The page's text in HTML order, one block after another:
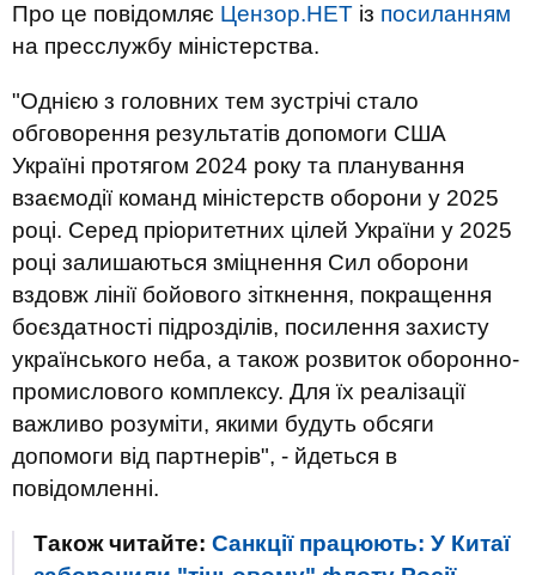
Про це повідомляє Цензор.НЕТ із посиланням
на пресслужбу міністерства.
"Однією з головних тем зустрічі стало
обговорення результатів допомоги США
Україні протягом 2024 року та планування
взаємодії команд міністерств оборони у 2025
році. Серед пріоритетних цілей України у 2025
році залишаються зміцнення Сил оборони
вздовж лінії бойового зіткнення, покращення
боєздатності підрозділів, посилення захисту
українського неба, а також розвиток оборонно-
промислового комплексу. Для їх реалізації
важливо розуміти, якими будуть обсяги
допомоги від партнерів", - йдеться в
повідомленні.
Також читайте: Санкції працюють: У Китаї